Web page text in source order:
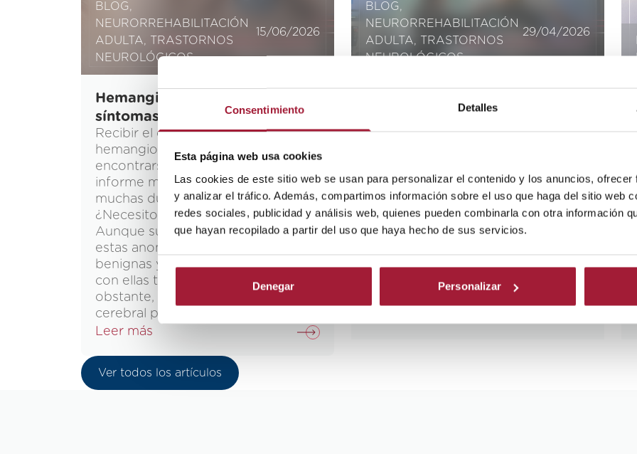
Consentimiento Detalles
Esta página web usa cookies
Las cookies de este sitio web se usan para personalizar el contenido y los anuncios,
y analizar el tráfico. Además, compartimos información sobre el uso que haga del sitio web
redes sociales, publicidad y análisis web, quienes pueden combinarla con otra información
que hayan recopilado a partir del uso que haya hecho de sus servicios.
Denegar Personalizar
BLOG,
NEURORREHABILITACIÓN
ADULTA,
TRASTORNOS
NEUROLÓGICOS
15/06/2026
Hemangioma cerebral:
síntomas y tipos
Recibir el diagnóstico de un
hemangioma cerebral o
encontrarse con este término en un
informe médico puede generar
muchas dudas. ¿Es peligroso?
¿Necesito una operación urgente?
Aunque suena grave, la mayoría de
estas anomalías vasculares son
benignas y muchas personas viven
con ellas toda la vida sin saberlo. No
obstante, cuando el hemangioma
cerebral provoca […]
Leer más
BLOG,
NEURORREHABILITACIÓN
ADULTA,
TRASTORNOS
NEUROLÓGICOS
29/04/2026
La atrofia cerebral es un término
un informe médico o afecta a un
ser querido. Cuando hablamos de
atrofia cerebral, nos referimos a la
pérdida del tejido del cerebro que
también a diversas enfermedades
neurológicas. Es decir, se trata de
Ver todos los artículos